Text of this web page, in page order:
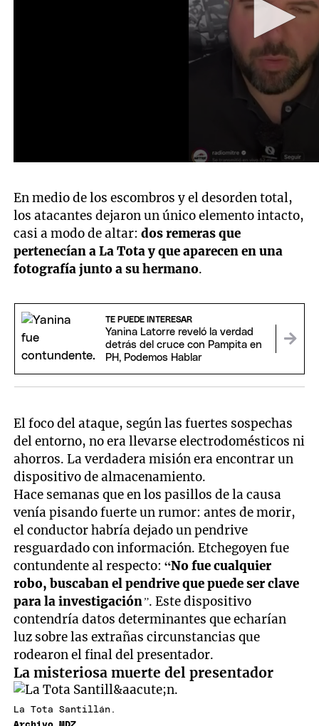
En medio de los escombros y el desorden total,
los atacantes dejaron un único elemento intacto,
casi a modo de altar:dos remeras que
pertenecían a La Tota y que aparecen en una
fotografía junto a su hermano.
TE PUEDE INTERESAR
Yanina Latorre reveló la verdad
detrás del cruce con Pampita en
PH, Podemos Hablar
El foco del ataque, según las fuertes sospechas
del entorno, no era llevarse electrodomésticos ni
ahorros. La verdadera misión era encontrar un
dispositivo de almacenamiento.
Hace semanas que en los pasillos de la causa
venía pisando fuerte un rumor: antes de morir,
el conductor habría dejado un pendrive
resguardado con información. Etchegoyen fue
contundente al respecto:“No fue cualquier
robo, buscaban el pendrive que puede ser clave
para la investigación”. Este dispositivo
contendría datos determinantes que echarían
luz sobre las extrañas circunstancias que
rodearon el final del presentador.
La misteriosa muerte del presentador
La Tota Santillán.